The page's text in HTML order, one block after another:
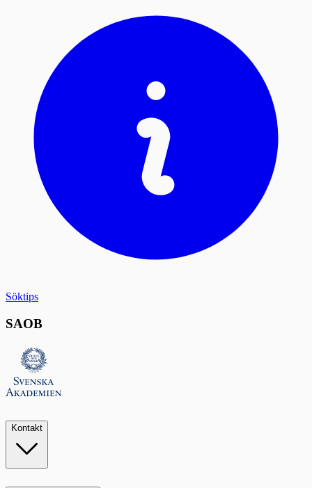
Söktips
SAOB
Kontakt